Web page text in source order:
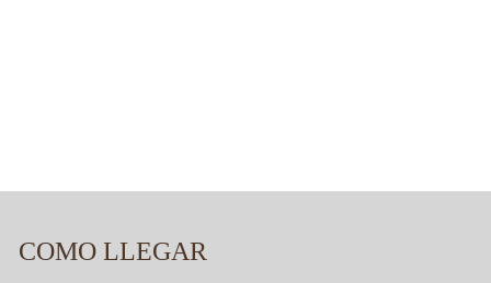
COMO LLEGAR